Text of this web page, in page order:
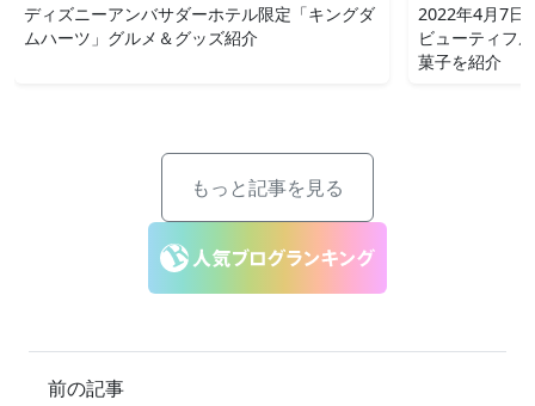
ディズニーアンバサダーホテル限定「キングダ
ムハーツ」グルメ＆グッズ紹介
2022年4月7日
ビューティフ
菓子を紹介
もっと記事を見る
前の記事